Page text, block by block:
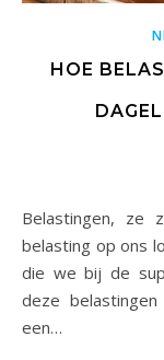
HOE
Belastingen, ze zijn overal om ons heen. We betalen
belasting op ons
die we bij de
deze
een…